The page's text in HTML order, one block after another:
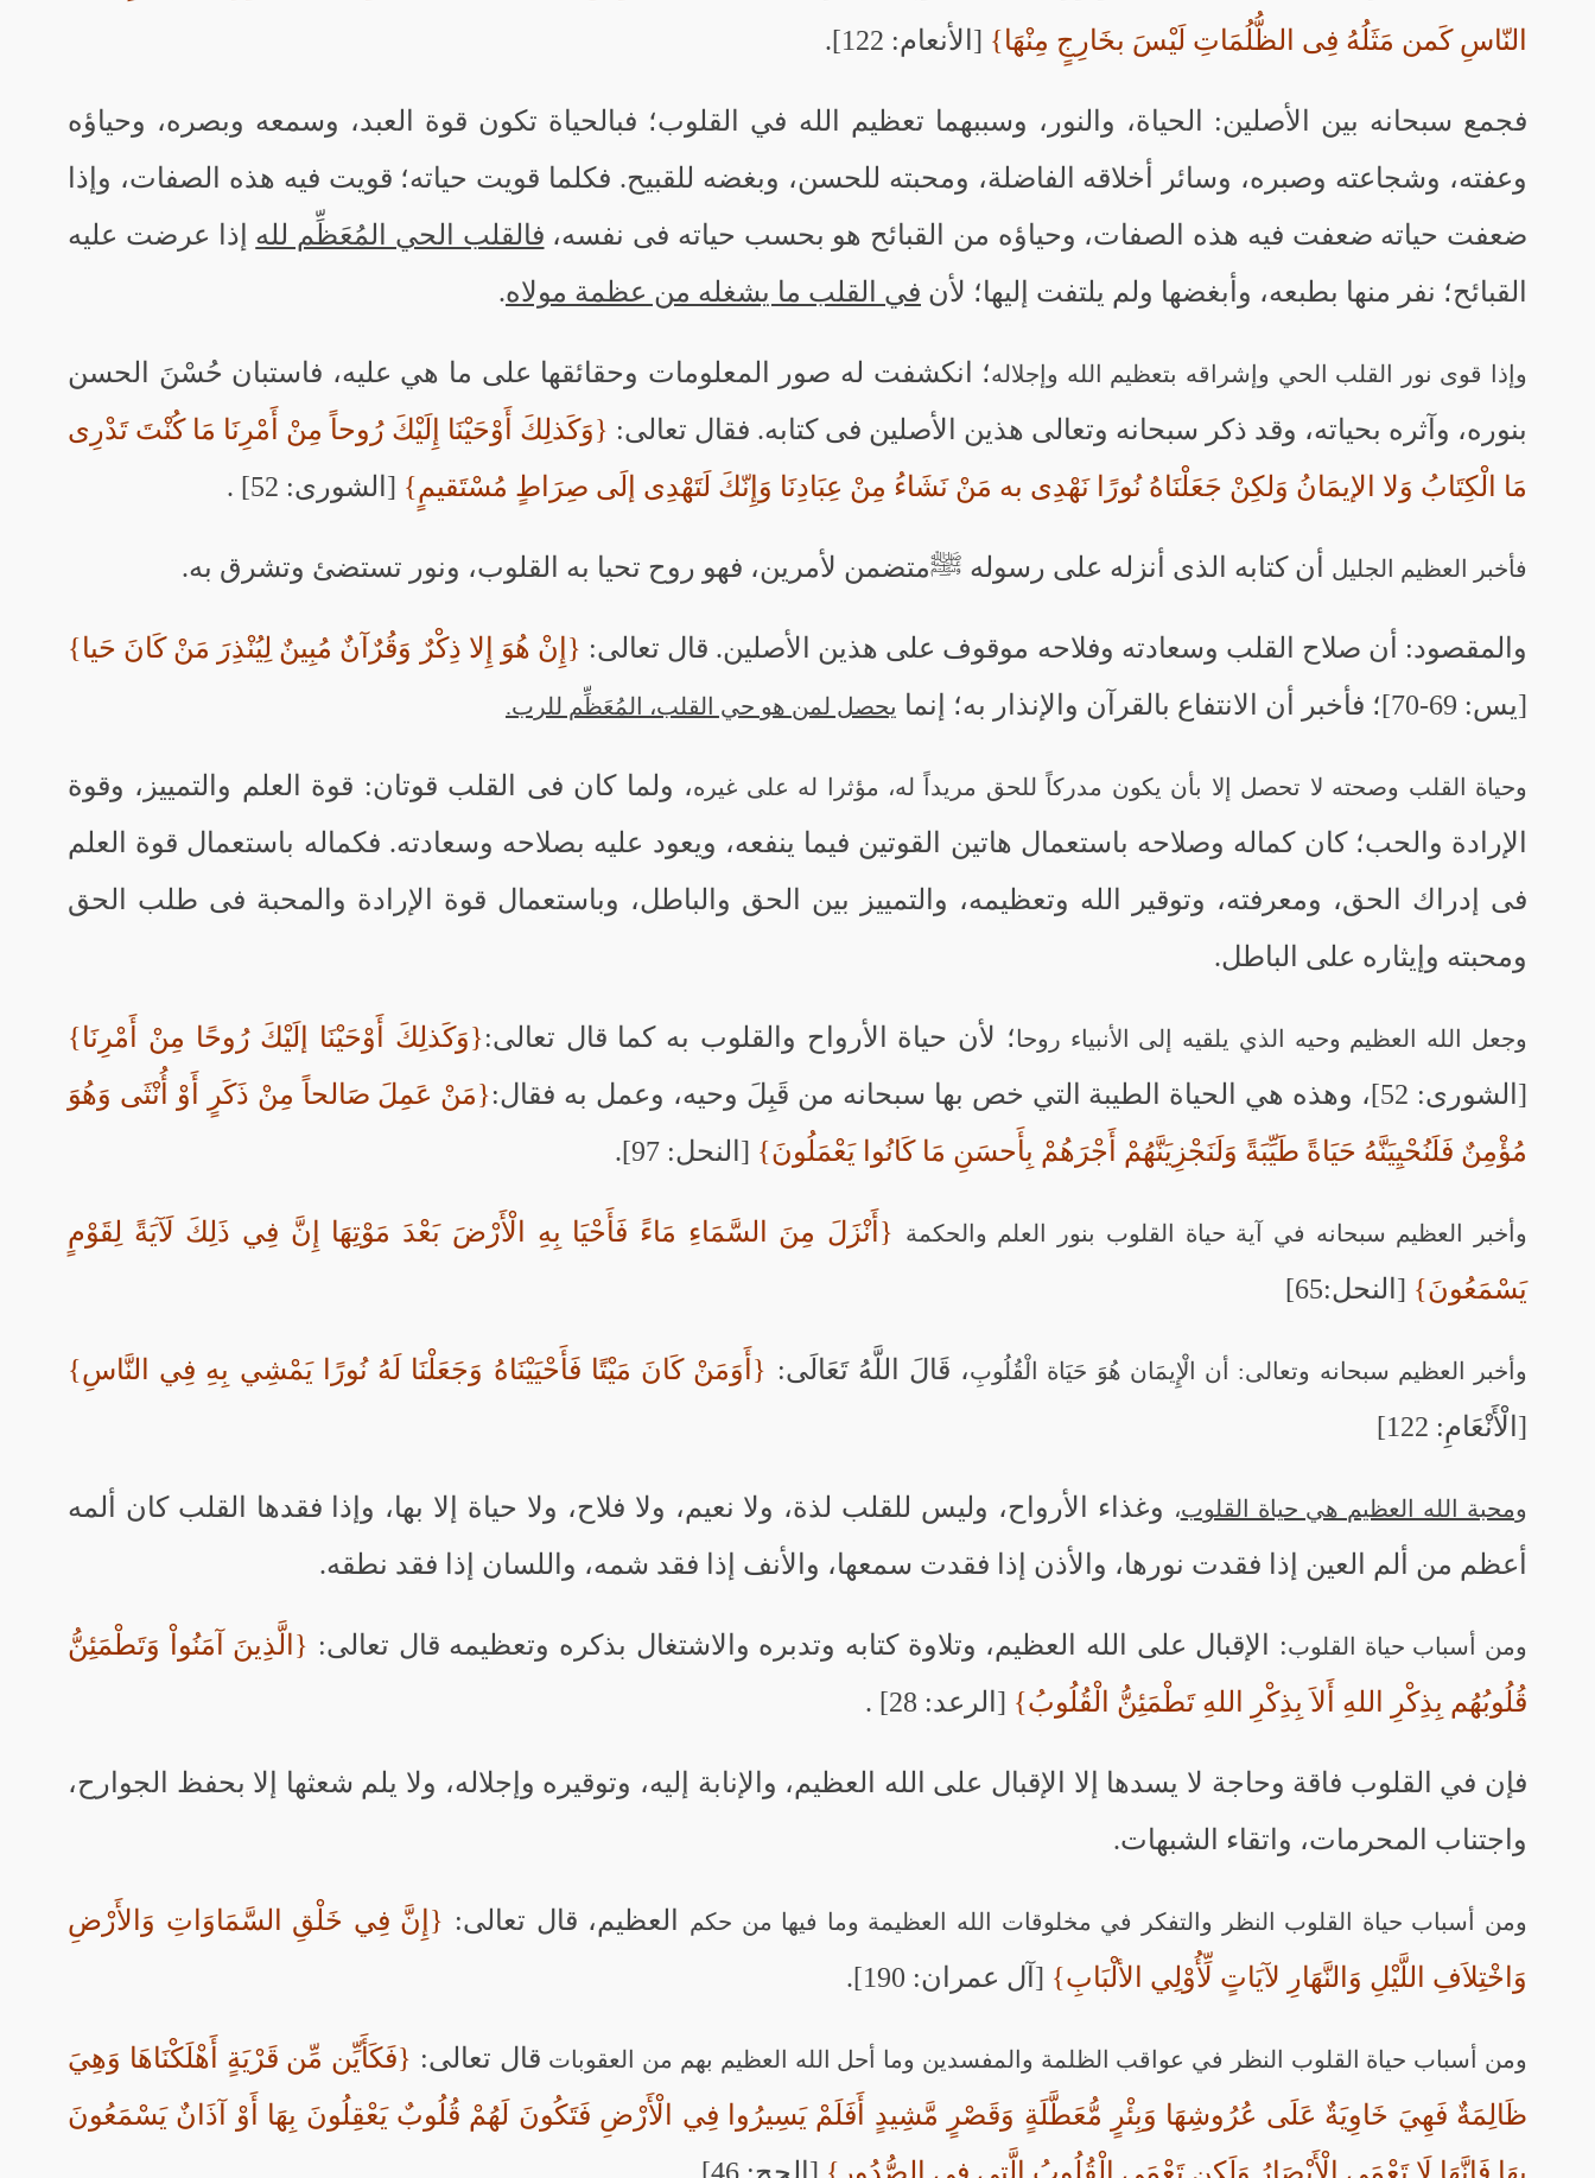
النّاسِ كَمن مَثَلُهُ فِى الظُّلُمَاتِ لَيْسَ بخَارِجٍ مِنْهَا} [الأنعام: 122].
فجمع سبحانه بين الأصلين: الحياة، والنور، وسببهما تعظيم الله في القلوب؛ فبالحياة تكون قوة العبد، وسمعه وبصره، وحياؤه
وعفته، وشجاعته وصبره، وسائر أخلاقه الفاضلة، ومحبته للحسن، وبغضه للقبيح. فكلما قويت حياته؛ قويت فيه هذه الصفات، وإذا
ضعفت حياته ضعفت فيه هذه الصفات، وحياؤه من القبائح هو بحسب حياته فى نفسه، فالقلب الحي المُعَظِّم لله إذا عرضت عليه
القبائح؛ نفر منها بطبعه، وأبغضها ولم يلتفت إليها؛ لأن في القلب ما يشغله من عظمة مولاه.
وإذا قوى نور القلب الحي وإشراقه بتعظيم الله وإجلاله؛ انكشفت له صور المعلومات وحقائقها على ما هي عليه، فاستبان حُسْنَ الحسن
بنوره، وآثره بحياته، وقد ذكر سبحانه وتعالى هذين الأصلين فى كتابه. فقال تعالى: {وَكَذلِكَ أَوْحَيْنَا إِلَيْكَ رُوحاً مِنْ أَمْرِنَا مَا كُنْتَ تَدْرِى
مَا الْكِتَابُ وَلا الإيمَانُ وَلكِنْ جَعَلْنَاهُ نُورًا نَهْدِى به مَنْ نَشَاءُ مِنْ عِبَادِنَا وَإِنّكَ لَتَهْدِى إلَى صِرَاطٍ مُسْتَقيمٍ} [الشورى: 52] .
فأخبر العظيم الجليل أن كتابه الذى أنزله على رسوله ﷺمتضمن لأمرين، فهو روح تحيا به القلوب، ونور تستضئ وتشرق به.
والمقصود: أن صلاح القلب وسعادته وفلاحه موقوف على هذين الأصلين. قال تعالى: {إِنْ هُوَ إِلا ذِكْرٌ وَقُرٌآنٌ مُبِينٌ لِيُنْذِرَ مَنْ كَانَ حَيا}
[يس: 69-70]؛ فأخبر أن الانتفاع بالقرآن والإنذار به؛ إنما
يحصل لمن هو حي القلب، المُعَظِّم للرب.
وحياة القلب وصحته لا تحصل إلا بأن يكون مدركاً للحق مريداً له، مؤثرا له على غيره، ولما كان فى القلب قوتان: قوة العلم والتمييز، وقوة
الإرادة والحب؛ كان كماله وصلاحه باستعمال هاتين القوتين فيما ينفعه، ويعود عليه بصلاحه وسعادته. فكماله باستعمال قوة العلم
فى إدراك الحق، ومعرفته، وتوقير الله وتعظيمه، والتمييز بين الحق والباطل، وباستعمال قوة الإرادة والمحبة فى طلب الحق
ومحبته وإيثاره على الباطل.
وجعل الله العظيم وحيه الذي يلقيه إلى الأنبياء روحا؛ لأن حياة الأرواح والقلوب به كما قال تعالى:{وَكَذلِكَ أَوْحَيْنَا إلَيْكَ رُوحًا مِنْ أَمْرِنَا}
[الشورى: 52]، وهذه هي الحياة الطيبة التي خص بها سبحانه من قَبِلَ وحيه، وعمل به فقال:
{مَنْ عَمِلَ صَالحاً مِنْ ذَكَرٍ أَوْ أُنْثَى وَهُوَ
مُؤْمِنٌ فَلَنُحْيِيَنَّهُ حَيَاةً طَيِّبَةً وَلَنَجْزِيَنَّهُمْ أَجْرَهُمْ بِأَحسَنِ مَا كَانُوا يَعْمَلُونَ} [النحل: 97].
وأخبر العظيم سبحانه في آية حياة القلوب بنور العلم والحكمة {أَنْزَلَ مِنَ السَّمَاءِ مَاءً فَأَحْيَا بِهِ الْأَرْضَ بَعْدَ مَوْتِهَا إِنَّ فِي ذَلِكَ لَآيَةً لِقَوْمٍ
يَسْمَعُونَ} [النحل:65]
وأخبر العظيم سبحانه وتعالى: أن الْإِيمَان هُوَ حَيَاة الْقُلُوبِ، قَالَ اللَّهُ تَعَالَى: {أَوَمَنْ كَانَ مَيْتًا فَأَحْيَيْنَاهُ وَجَعَلْنَا لَهُ نُورًا يَمْشِي بِهِ فِي النَّاسِ}
[الْأَنْعَامِ: 122]
ومحبة الله العظيم هي حياة القلوب، وغذاء الأرواح، وليس للقلب لذة، ولا نعيم، ولا فلاح، ولا حياة إلا بها، وإذا فقدها القلب كان ألمه
أعظم من ألم العين إذا فقدت نورها، والأذن إذا فقدت سمعها، والأنف إذا فقد شمه، واللسان إذا فقد نطقه.
ومن أسباب حياة القلوب: الإقبال على الله العظيم، وتلاوة كتابه وتدبره والاشتغال بذكره وتعظيمه قال تعالى: {الَّذِينَ آمَنُواْ وَتَطْمَئِنُّ
قُلُوبُهُم بِذِكْرِ اللهِ أَلاَ بِذِكْرِ اللهِ تَطْمَئِنُّ الْقُلُوبُ} [الرعد: 28] .
فإن في القلوب فاقة وحاجة لا يسدها إلا الإقبال على الله العظيم، والإنابة إليه، وتوقيره وإجلاله، ولا يلم شعثها إلا بحفظ الجوارح،
واجتناب المحرمات، واتقاء الشبهات.
ومن أسباب حياة القلوب النظر والتفكر في مخلوقات الله العظيمة وما فيها من حكم العظيم، قال تعالى: {إِنَّ فِي خَلْقِ السَّمَاوَاتِ وَالأَرْضِ
وَاخْتِلاَفِ اللَّيْلِ وَالنَّهَارِ لآيَاتٍ لِّأُوْلِي الألْبَابِ} [آل عمران: 190].
ومن أسباب حياة القلوب النظر في عواقب الظلمة والمفسدين وما أحل الله العظيم بهم من العقوبات قال تعالى: {فَكَأَيِّن مِّن قَرْيَةٍ أَهْلَكْنَاهَا وَهِيَ
ظَالِمَةٌ فَهِيَ خَاوِيَةٌ عَلَى عُرُوشِهَا وَبِئْرٍ مُّعَطَّلَةٍ وَقَصْرٍ مَّشِيدٍ أَفَلَمْ يَسِيرُوا فِي الْأَرْضِ فَتَكُونَ لَهُمْ قُلُوبٌ يَعْقِلُونَ بِهَا أَوْ آذَانٌ يَسْمَعُونَ